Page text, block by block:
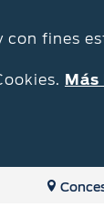
con fines